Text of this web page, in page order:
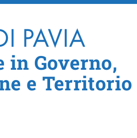
Skip to main content
in Governo,
e Territorio